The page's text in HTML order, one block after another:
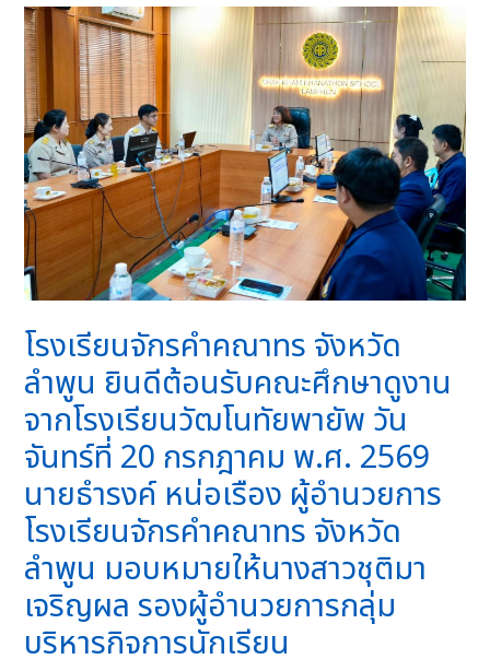
โรงเรียนจักรคำคณาทร จังหวัด
ลำพูน ยินดีต้อนรับคณะศึกษาดูงาน
จากโรงเรียนวัฒโนทัยพายัพ วัน
จันทร์ที่ 20 กรกฎาคม พ.ศ. 2569
นายธำรงค์ หน่อเรือง ผู้อำนวยการ
โรงเรียนจักรคำคณาทร จังหวัด
ลำพูน มอบหมายให้นางสาวชุติมา
เจริญผล รองผู้อำนวยการกลุ่ม
บริหารกิจการนักเรียน